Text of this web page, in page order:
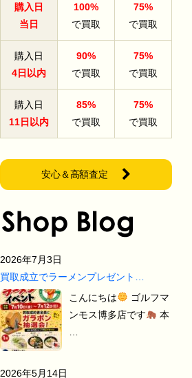
購入日
当日
100%
で買取
75%
で買取
購入日
4日以内
90%
で買取
75%
で買取
購入日
11日以内
85%
で買取
75%
で買取
安心＆高額査定
2026年7月3日
買取成立でラーメンプレゼント…
こんにちは
ゴルフマ
ンモス博多店です
本
2026年5月14日